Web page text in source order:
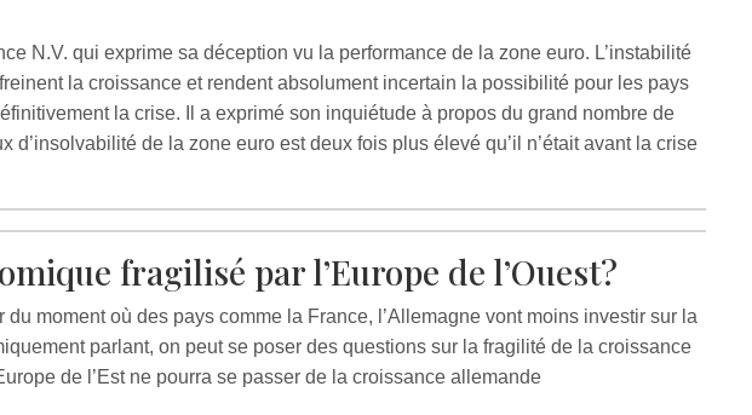
N.V. qui exprime sa déception vu la performance de la zone euro. L’instabilité
la croissance et rendent absolument incertain la possibilité pour les pays
la crise. Il a exprimé son inquiétude à propos du grand nombre de
de la zone euro est deux fois plus élevé qu’il n’était avant la crise
fragilisé par l’Europe de l’Ouest?
moment où des pays comme la France, l’Allemagne vont moins investir sur la
parlant, on peut se poser des questions sur la fragilité de la croissance
de l’Est ne pourra se passer de la croissance allemande